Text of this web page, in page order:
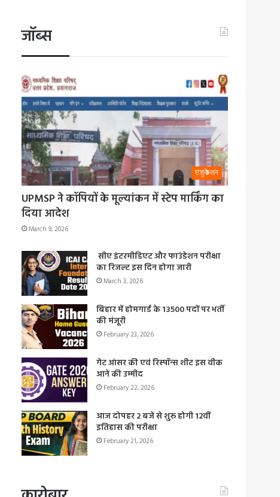
जॉब्स
एजुकेशन
UPMSP ने कॉपियों के मूल्यांकन में स्टेप मार्किंग का
दिया आदेश
March 9, 2026
सीए इंटरमीडिएट और फाउंडेशन परीक्षा
का रिजल्ट इस दिन होगा जारी
March 3, 2026
बिहार में होमगार्ड के 13500 पदों पर भर्ती
की मंजूरी
February 23, 2026
गेट आंसर की एवं रिस्पॉन्स शीट इस वीक
आने की उम्मीद
February 22, 2026
आज दोपहर 2 बजे से शुरू होगी 12वीं
इतिहास की परीक्षा
February 21, 2026